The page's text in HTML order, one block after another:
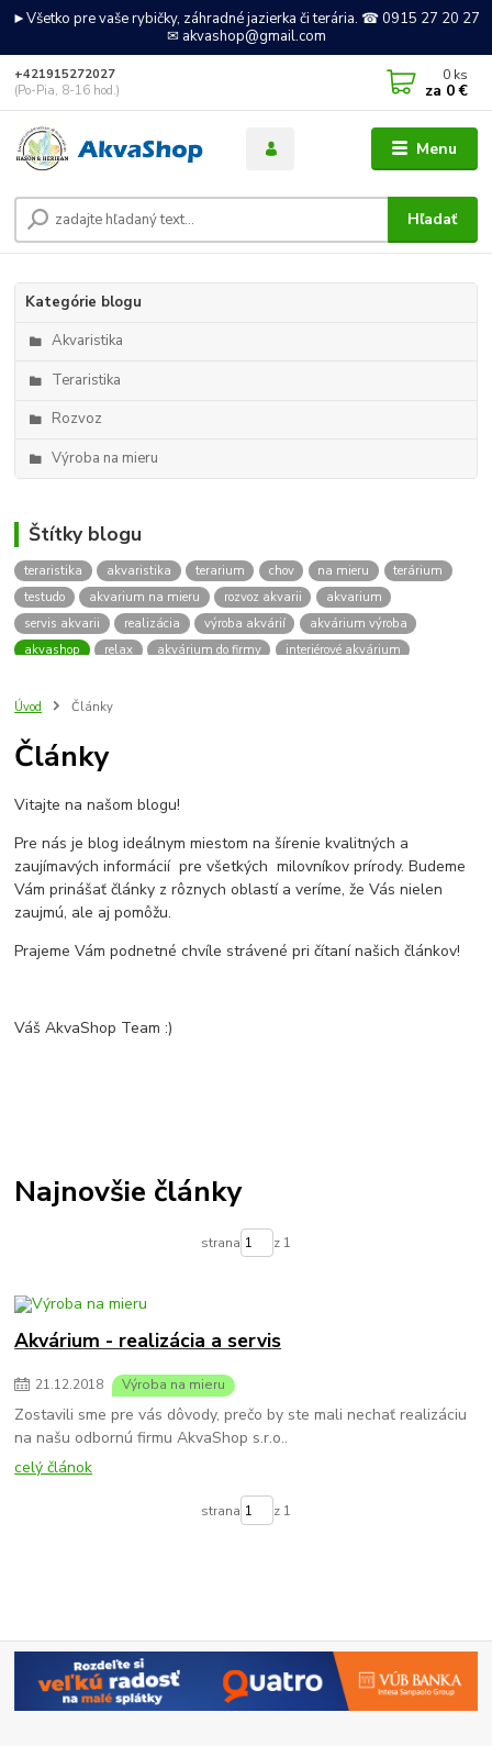
►Všetko pre vaše rybičky, záhradné jazierka či terária. ☎ 0915 27 20 27
✉ akvashop@gmail.com
Menu
Hľadať
+421915272027
(Po-Pia, 8-16 hod.)
0 ks
za 0 €
Kategórie blogu
Akvaristika
Teraristika
Rozvoz
Výroba na mieru
Štítky blogu
teraristika akvaristika terarium chov na mieru
terárium
testudo
akvarium na mieru rozvoz akvarii
akvarium
servis akvarii
realizácia výroba akvárií
akvárium výroba
akvashop
relax akvárium do firmy
interiérové akvárium
insektárium
skrinka
podstavec
Testudo horsfieldii
Korytnačka stepná
zriaďovanie terária
terárium pre suchozemskú korytnačku
želva
korytnačky
Bratislava
vyroba akvarii akvarium dovoz
rozvoz akvarií
záruka na akvárium
Úvod Články
Články
Vitajte na našom blogu!
Pre nás je blog ideálnym miestom na šírenie kvalitných a
zaujímavých informácií pre všetkých milovníkov prírody. Budeme
Vám prinášať články z rôznych oblastí a veríme, že Vás nielen
zaujmú, ale aj pomôžu.
Prajeme Vám podnetné chvíle strávené pri čítaní našich článkov!
Váš AkvaShop Team :)
Najnovšie články
strana z 1
Akvárium - realizácia a servis
21.12.2018 Výroba na mieru
Zostavili sme pre vás dôvody, prečo by ste mali nechať realizáciu
na našu odbornú firmu AkvaShop s.r.o..
celý článok
strana z 1